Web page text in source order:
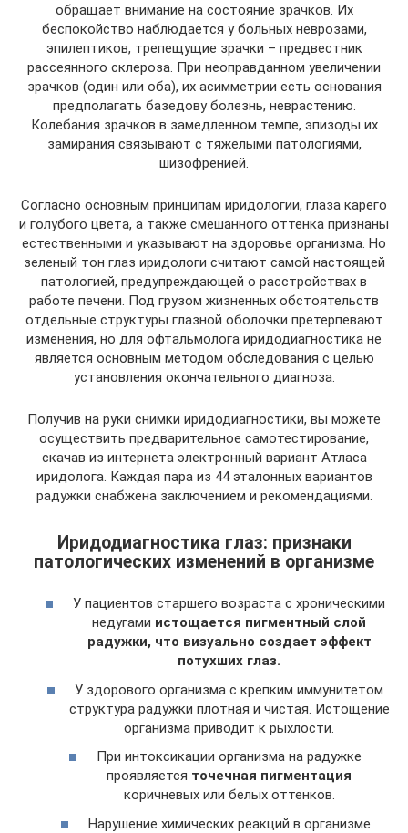
обращает внимание на состояние зрачков. Их
беспокойство наблюдается у больных неврозами,
эпилептиков, трепещущие зрачки – предвестник
рассеянного склероза. При неоправданном увеличении
зрачков (один или оба), их асимметрии есть основания
предполагать базедову болезнь, неврастению.
Колебания зрачков в замедленном темпе, эпизоды их
замирания связывают с тяжелыми патологиями,
шизофренией.
Согласно основным принципам иридологии, глаза карего
и голубого цвета, а также смешанного оттенка признаны
естественными и указывают на здоровье организма. Но
зеленый тон глаз иридологи считают самой настоящей
патологией, предупреждающей о расстройствах в
работе печени. Под грузом жизненных обстоятельств
отдельные структуры глазной оболочки претерпевают
изменения, но для офтальмолога иридодиагностика не
является основным методом обследования с целью
установления окончательного диагноза.
Получив на руки снимки иридодиагностики, вы можете
осуществить предварительное самотестирование,
скачав из интернета электронный вариант Атласа
иридолога. Каждая пара из 44 эталонных вариантов
радужки снабжена заключением и рекомендациями.
Иридодиагностика глаз: признаки
патологических изменений в организме
У пациентов старшего возраста с хроническими
недугами истощается пигментный слой
радужки, что визуально создает эффект
потухших глаз.
У здорового организма с крепким иммунитетом
структура радужки плотная и чистая. Истощение
организма приводит к рыхлости.
При интоксикации организма на радужке
проявляется точечная пигментация
коричневых или белых оттенков.
Нарушение химических реакций в организме